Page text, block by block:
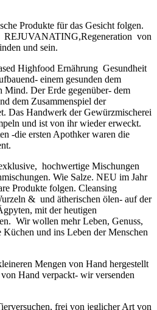
Produkte für das Gesicht folgen.
REJUVANATING,Regeneration von
und sein.
Highfood Ernährung Gesundheit
einem gesunden dem
Mind. Der Erde gegenüber- dem
dem Zusammenspiel der
Das Handwerk der Gewürzmischerei
und ist von ihr wieder erweckt.
-die ersten Apothker waren die
hochwertige Mischungen
Wie Salze. NEU im Jahr
Produkte folgen. Cleansing
& und ätherischen ölen- auf der
mit der heutigen
Wir wollen mehr Leben, Genuss,
und ins Leben der Menschen
Mengen von Hand hergestellt
Hand verpackt- wir versenden
frei von jeglicher Art von